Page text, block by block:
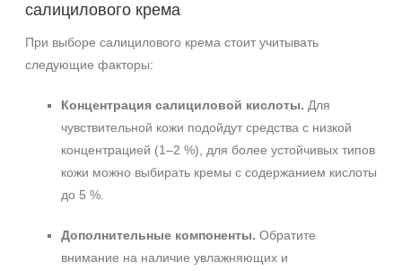
салицилового крема
При выборе салицилового крема стоит учитывать
следующие факторы:
Концентрация салициловой кислоты. Для
чувствительной кожи подойдут средства с низкой
концентрацией (1–2 %), для более устойчивых типов
кожи можно выбирать кремы с содержанием кислоты
до 5 %.
Дополнительные компоненты. Обратите
внимание на наличие увлажняющих и